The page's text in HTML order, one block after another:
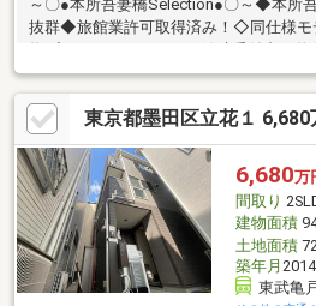
～〇●本所吾妻橋Selection●〇～◆本所
抜群◆旅館業許可取得済み！◇同仕様モ
店迄「0120-982-095」
イフプラン】本物件においての住宅ロー
ちろん、本物件購入後１０～２０年後
見据えた長期的なライフプランシミュレ
東京都墨田区立花１ 6,680
6,680万
間取り
建物面積
土地面積
築年月
東武亀